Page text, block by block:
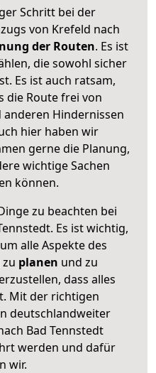
Schritt bei der
von Krefeld nach
der Routen. Es ist
die sowohl sicher
Es ist auch ratsam,
die Route frei von
Hindernissen
hier haben wir
gerne die Planung,
wichtige Sachen
können.
zu beachten bei
Es ist wichtig,
alle Aspekte des
zu planen und zu
dass alles
Mit der richtigen
deutschlandweiter
Bad Tennstedt
werden und dafür
wir.